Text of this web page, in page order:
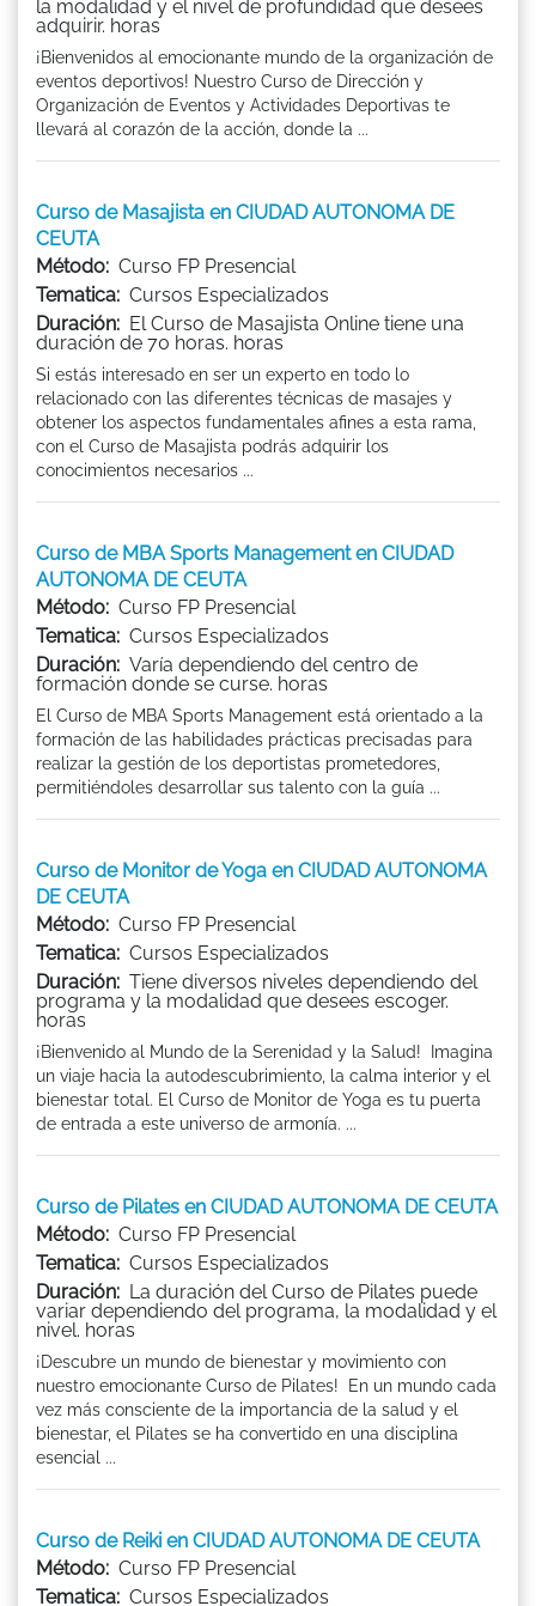
la modalidad y el nivel de profundidad que desees
adquirir. horas
¡Bienvenidos al emocionante mundo de la organización de
eventos deportivos! Nuestro Curso de Dirección y
Organización de Eventos y Actividades Deportivas te
llevará al corazón de la acción, donde la ...
Curso de Masajista en CIUDAD AUTONOMA DE
CEUTA
Método: Curso FP Presencial
Tematica: Cursos Especializados
Duración: El Curso de Masajista Online tiene una
duración de 70 horas. horas
Si estás interesado en ser un experto en todo lo
relacionado con las diferentes técnicas de masajes y
obtener los aspectos fundamentales afines a esta rama,
con el Curso de Masajista podrás adquirir los
conocimientos necesarios ...
Curso de MBA Sports Management en CIUDAD
AUTONOMA DE CEUTA
Método: Curso FP Presencial
Tematica: Cursos Especializados
Duración: Varía dependiendo del centro de
formación donde se curse. horas
El Curso de MBA Sports Management está orientado a la
formación de las habilidades prácticas precisadas para
realizar la gestión de los deportistas prometedores,
permitiéndoles desarrollar sus talento con la guía ...
Curso de Monitor de Yoga en CIUDAD AUTONOMA
DE CEUTA
Método: Curso FP Presencial
Tematica: Cursos Especializados
Duración: Tiene diversos niveles dependiendo del
programa y la modalidad que desees escoger.
horas
¡Bienvenido al Mundo de la Serenidad y la Salud! Imagina
un viaje hacia la autodescubrimiento, la calma interior y el
bienestar total. El Curso de Monitor de Yoga es tu puerta
de entrada a este universo de armonía. ...
Curso de Pilates en CIUDAD AUTONOMA DE CEUTA
Método: Curso FP Presencial
Tematica: Cursos Especializados
Duración: La duración del Curso de Pilates puede
variar dependiendo del programa, la modalidad y el
nivel. horas
¡Descubre un mundo de bienestar y movimiento con
nuestro emocionante Curso de Pilates! En un mundo cada
vez más consciente de la importancia de la salud y el
bienestar, el Pilates se ha convertido en una disciplina
esencial ...
Curso de Reiki en CIUDAD AUTONOMA DE CEUTA
Método: Curso FP Presencial
Tematica: Cursos Especializados